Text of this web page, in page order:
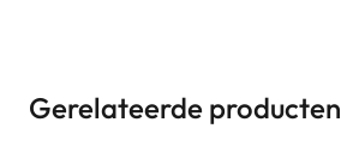
Gerelateerde producten